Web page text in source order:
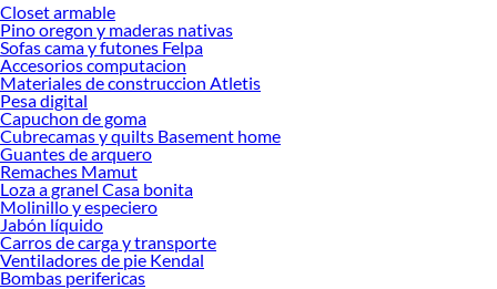
Lastexturas para muroson la clave para agregar estilo y profundidad a tus
espacios. Si buscas darle un toque especial a tus paredes, la textura de piedra
para muros es una elección que aporta elegancia y una apariencia natural.
Textura de piedra para muros:
Las texturas para muro ofrecen una variedad de opciones que te permiten
personalizar tus ambientes de acuerdo a tus preferencias. La textura de piedra es
especialmente apreciada por su capacidad para crear una apariencia rústica y
auténtica, imitando la belleza de la piedra natural.
Ya sea que desees realzar la estética de tu hogar, oficina o proyecto de diseño
Closet armable
Pino oregon y maderas nativas
Sofas cama y futones Felpa
Accesorios computacion
Materiales de construccion Atletis
Pesa digital
Capuchon de goma
Cubrecamas y quilts Basement home
Guantes de arquero
Remaches Mamut
Loza a granel Casa bonita
Molinillo y especiero
Jabón líquido
Carros de carga y transporte
Ventiladores de pie Kendal
Bombas perifericas